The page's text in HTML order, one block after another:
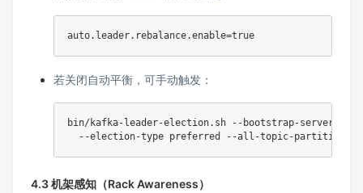
若关闭自动平衡，可手动触发：
bin/kafka-leader-election.sh --bootstrap-server
4.3 机架感知（Rack Awareness）